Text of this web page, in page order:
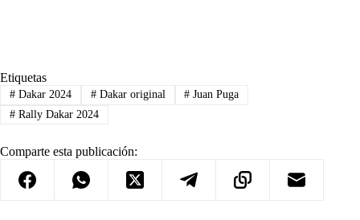
Etiquetas
#Dakar 2024 #Dakar original # Juan Puga
#Rally Dakar 2024
Comparte esta publicación: